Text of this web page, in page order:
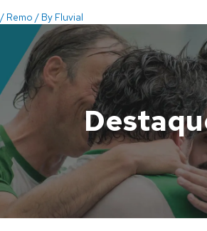
/ Remo / By Fluvial